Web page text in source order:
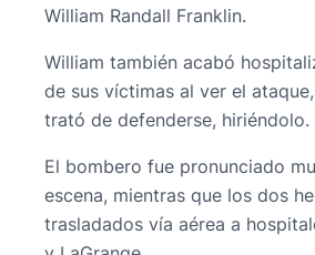
William Randall Franklin.
William también acabó
de sus víctimas al ver el
trató de defenderse, hiriéndolo.
El bombero fue pronunciado
escena, mientras que los dos
trasladados vía aérea a